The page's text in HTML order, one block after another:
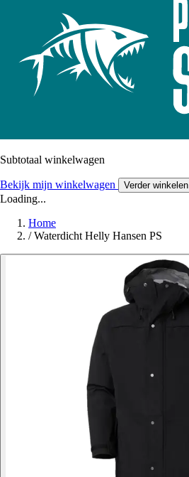
Subtotaal winkelwagen
Bekijk mijn winkelwagen Verder winkelen
Loading...
Home
/ Waterdicht Helly Hansen PS